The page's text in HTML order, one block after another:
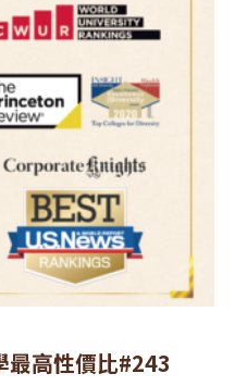
最高性價比#243